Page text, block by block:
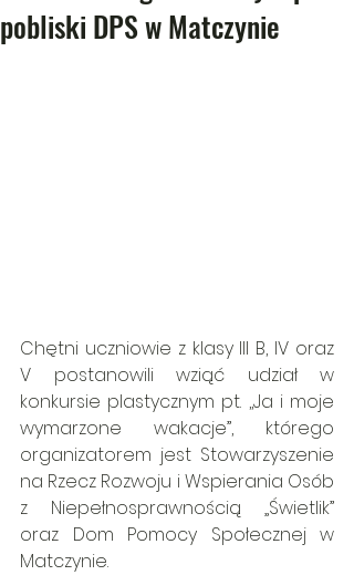
pobliski DPS w Matczynie
Chętni uczniowie z klasy III B, IV oraz
V postanowili wziąć udział w
konkursie plastycznym pt. ,,Ja i moje
wymarzone wakacje”, którego
organizatorem jest Stowarzyszenie
na Rzecz Rozwoju i Wspierania Osób
z Niepełnosprawnością „Świetlik”
oraz Dom Pomocy Społecznej w
Matczynie.